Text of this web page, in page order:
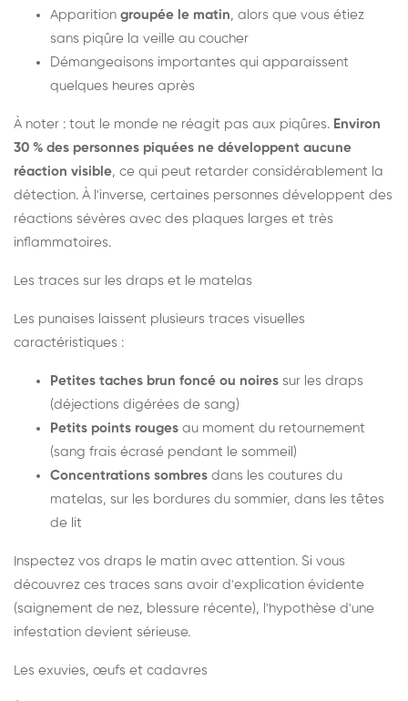
Apparition groupée le matin, alors que vous étiez
sans piqûre la veille au coucher
Démangeaisons importantes qui apparaissent
quelques heures après
À noter : tout le monde ne réagit pas aux piqûres. Environ
30 % des personnes piquées ne développent aucune
réaction visible, ce qui peut retarder considérablement la
détection. À l'inverse, certaines personnes développent des
réactions sévères avec des plaques larges et très
inflammatoires.
Les traces sur les draps et le matelas
Les punaises laissent plusieurs traces visuelles
caractéristiques :
Petites taches brun foncé ou noires sur les draps
(déjections digérées de sang)
Petits points rouges au moment du retournement
(sang frais écrasé pendant le sommeil)
Concentrations sombres dans les coutures du
matelas, sur les bordures du sommier, dans les têtes
de lit
Inspectez vos draps le matin avec attention. Si vous
découvrez ces traces sans avoir d'explication évidente
(saignement de nez, blessure récente), l'hypothèse d'une
infestation devient sérieuse.
Les exuvies, œufs et cadavres